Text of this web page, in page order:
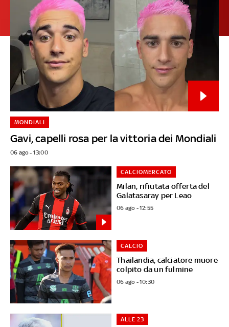
Gavi, capelli rosa per la vittoria dei Mondiali
MONDIALI
06 ago - 13:00
Milan, rifiutata offerta del
Galatasaray per Leao
CALCIOMERCATO
06 ago - 12:55
Thailandia, calciatore muore
colpito da un fulmine
CALCIO
06 ago - 10:30
ALLE 23